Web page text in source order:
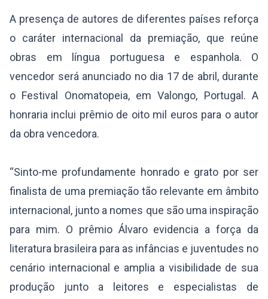
A presença de autores de diferentes países reforça
o caráter internacional da premiação, que reúne
obras em língua portuguesa e espanhola. O
vencedor será anunciado no dia 17 de abril, durante
o Festival Onomatopeia, em Valongo, Portugal. A
honraria inclui prêmio de oito mil euros para o autor
da obra vencedora.
“Sinto-me profundamente honrado e grato por ser
finalista de uma premiação tão relevante em âmbito
internacional, junto a nomes que são uma inspiração
para mim. O prêmio Álvaro evidencia a força da
literatura brasileira para as infâncias e juventudes no
cenário internacional e amplia a visibilidade de sua
produção junto a leitores e especialistas de